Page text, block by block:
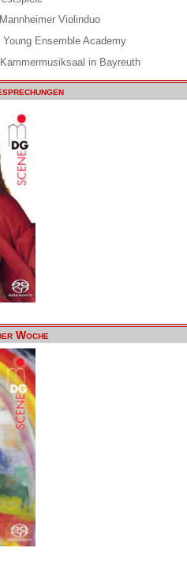
Violinduo
Ensemble Academy
in Bayreuth
Woche